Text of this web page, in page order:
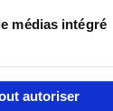
médias intégré
autoriser